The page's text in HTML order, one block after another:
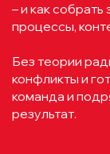
– и как
процессы,
Без теории
конфликты и
команда и
результат.